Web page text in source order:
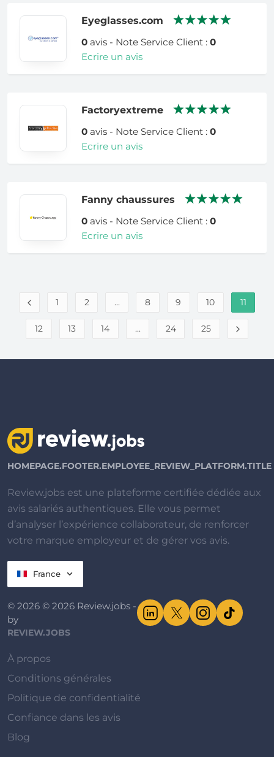
Eyeglasses.com
0avis - Note Service Client : 0
Ecrire un avis
Factoryextreme
0avis - Note Service Client : 0
Ecrire un avis
Fanny chaussures
0avis - Note Service Client : 0
Ecrire un avis
1 2 ... 8 9 10 11
12 13 14 ... 24 25
HOMEPAGE.FOOTER.EMPLOYEE_REVIEW_PLATFORM.TITLE
Review.jobs est une plateforme certifiée dédiée aux
avis salariés authentiques. Elle vous permet
d’analyser l’expérience collaborateur, de renforcer
votre marque employeur et de gérer vos avis.
France
© 2026 © 2026 Review.jobs -
by
REVIEW.JOBS
À propos
Conditions générales
Politique de confidentialité
Confiance dans les avis
Blog